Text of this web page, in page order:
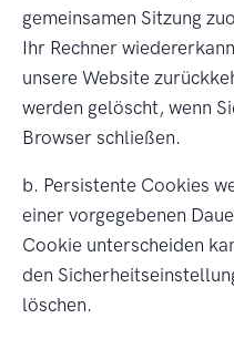
gemeinsamen Sitzung
Ihr Rechner
unsere Website
werden gelöscht, wenn
Browser schließen.
b. Persistente Cookies
einer vorgegebenen
Cookie unterscheiden
den
löschen.